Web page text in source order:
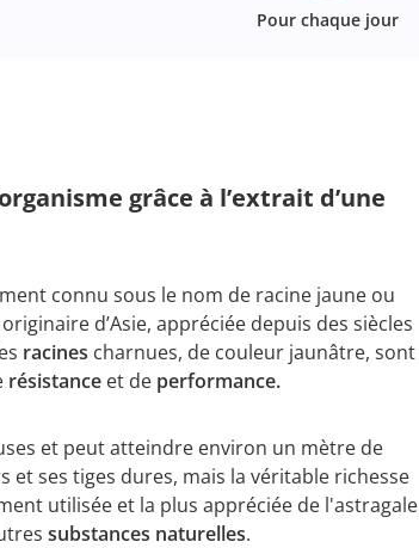
Pour chaque jour
grâce à l’extrait d’une
connu sous le nom de racine jaune ou
d’Asie, appréciée depuis des siècles
racines charnues, de couleur jaunâtre, sont
résistance et de performance.
et peut atteindre environ un mètre de
ses tiges dures, mais la véritable richesse
utilisée et la plus appréciée de l'astragale
substances naturelles.